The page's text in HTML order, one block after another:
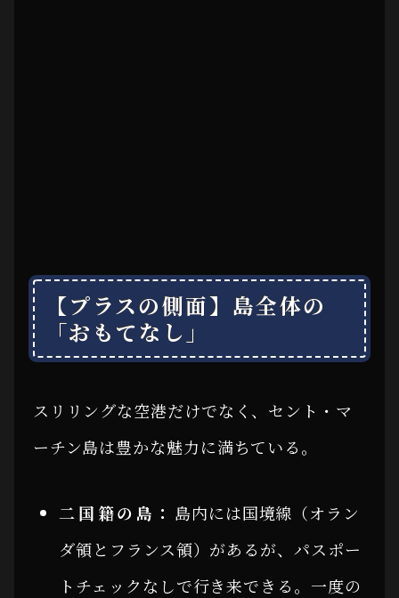
【プラスの側面】島全体の
「おもてなし」
スリリングな空港だけでなく、セント・マ
ーチン島は豊かな魅力に満ちている。
二国籍の島： 島内には国境線（オラン
ダ領とフランス領）があるが、パスポー
トチェックなしで行き来できる。一度の